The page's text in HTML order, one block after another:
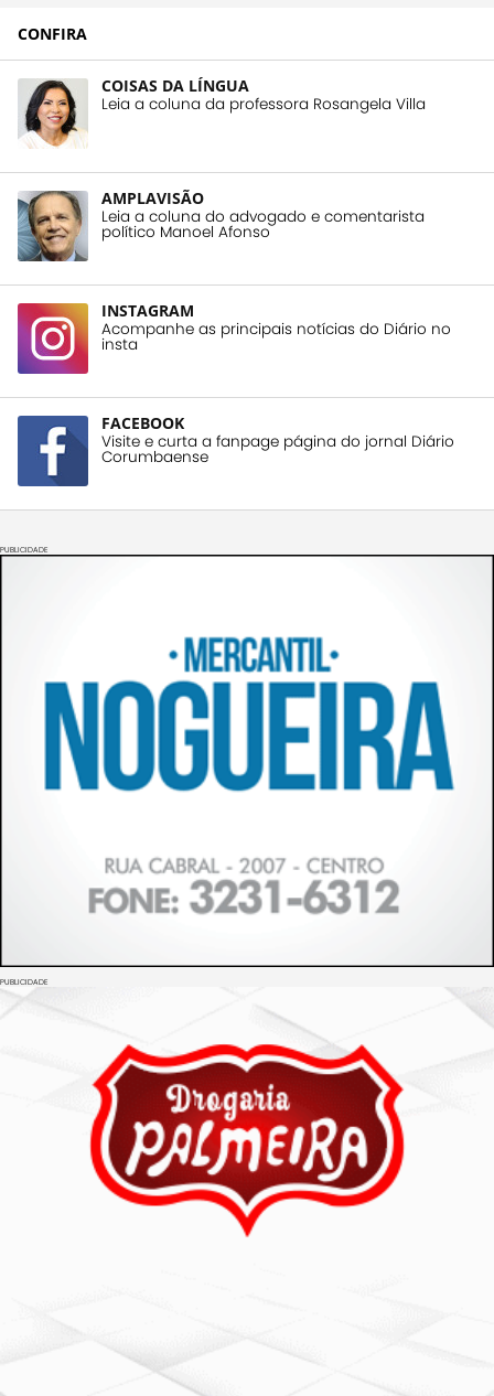
CONFIRA
COISAS DA LÍNGUA
Leia a coluna da professora Rosangela Villa
AMPLAVISÃO
Leia a coluna do advogado e comentarista
político Manoel Afonso
INSTAGRAM
Acompanhe as principais notícias do Diário no
insta
FACEBOOK
Visite e curta a fanpage página do jornal Diário
Corumbaense
PUBLICIDADE
PUBLICIDADE